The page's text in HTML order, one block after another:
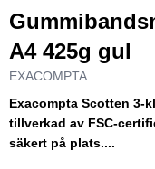
A4 425g gul
EXACOMPTA
Exacompta Scotten 3-
tillverkad av FSC-
säkert på plats....